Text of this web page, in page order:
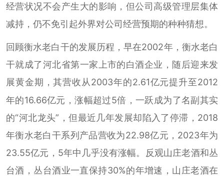
经营状况不会产生大的影响，但公司高级管理层集体
减持，仍不免引起外界对公司经营预期的种种猜想。
回顾衡水老白干的发展历程，早在2002年，衡水老白
干就成了河北省第一家上市的白酒企业，随后迎来发
展黄金期，其营收从2003年的2.61亿元提升至2012
年的16.66亿元，涨幅超过5倍，一跃成为了名副其实
的“河北龙头”，但最近几年发展却陷入了停滞，2018
年衡水老白干系列产品营收为22.98亿元，2023年为
23.55亿元，5年中几乎没有涨幅。反观山庄老酒和丛
台酒，丛台酒业一直保持30%的年增速，山庄老酒在